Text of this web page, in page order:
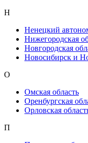
Н
Ненецкий
Нижегородская
Новгородская
Новосибирск и
О
Омская область
Оренбургская
Орловская
П